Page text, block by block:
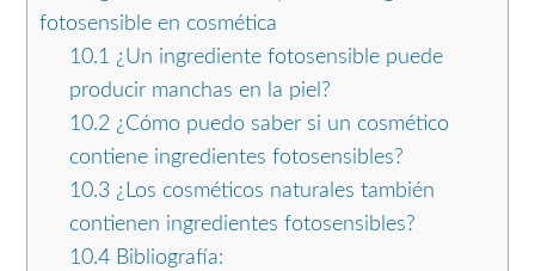
fotosensible en cosmética
10.1 ¿Un ingrediente fotosensible puede
producir manchas en la piel?
10.2¿Cómo puedo saber si un cosmético
contiene ingredientes fotosensibles?
10.3¿Los cosméticos naturales también
contienen ingredientes fotosensibles?
10.4Bibliografía: